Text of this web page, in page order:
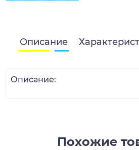
Описание
Описание:
Похожие